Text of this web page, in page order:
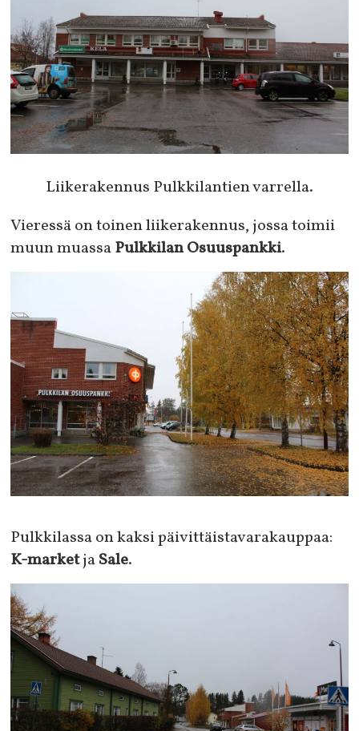
Liikerakennus Pulkkilantien varrella.
Vieressä on toinen liikerakennus, jossa toimii
muun muassaPulkkilan Osuuspankki.
Pulkkilassa on kaksi päivittäistavarakauppaa:
K-marketjaSale.